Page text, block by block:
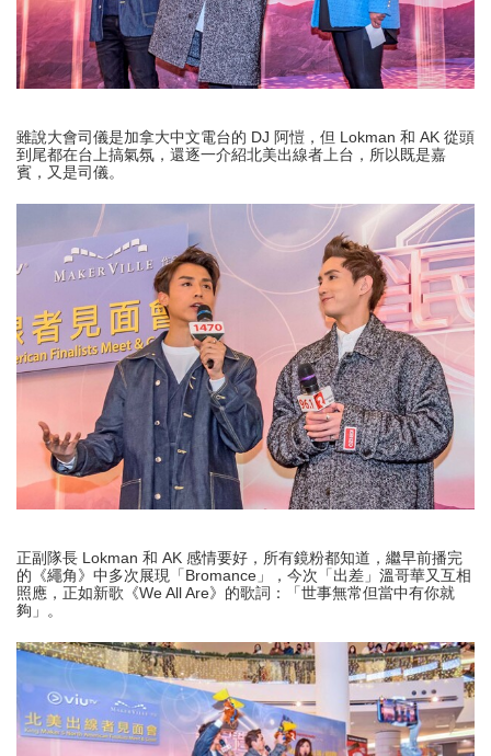
雖說大會司儀是加拿大中文電台的 DJ 阿愷，但 Lokman 和 AK 從頭
到尾都在台上搞氣氛，還逐一介紹北美出線者上台，所以既是嘉
賓，又是司儀。
正副隊長 Lokman 和 AK 感情要好，所有鏡粉都知道，繼早前播完
的《繩角》中多次展現「Bromance」，今次「出差」溫哥華又互相
照應，正如新歌《We All Are》的歌詞：「世事無常但當中有你就
夠」。